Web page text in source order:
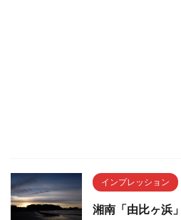
インプレッション
湘南「由比ヶ浜